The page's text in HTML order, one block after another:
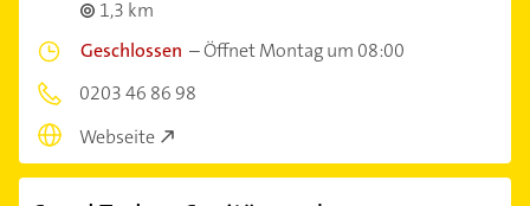
1,3 km
Geschlossen –Öffnet Montag um 08:00
0203 46 86 98
Webseite